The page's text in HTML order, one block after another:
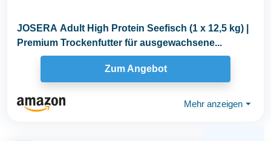
JOSERA Adult High Protein Seefisch (1 x 12,5 kg) |
Premium Trockenfutter für ausgewachsene...
Zum Angebot
Mehr anzeigen ⏷